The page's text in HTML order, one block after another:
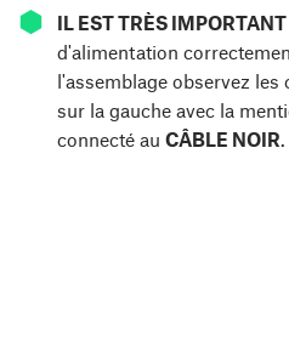
⬢ IL EST TRÈS IMPORTANT
d'alimentation
l'assemblage observez
sur la gauche avec la
connecté au CÂBLE NOIR.